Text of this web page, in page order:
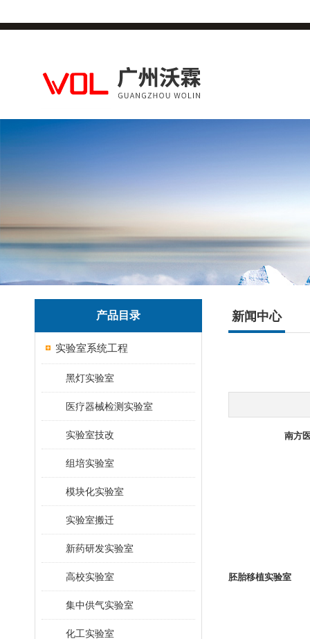
产品目录
实验室系统工程
黑灯实验室
医疗器械检测实验室
实验室技改
组培实验室
模块化实验室
实验室搬迁
新药研发实验室
高校实验室
集中供气实验室
化工实验室
新闻中心
南方
胚胎移植实验室